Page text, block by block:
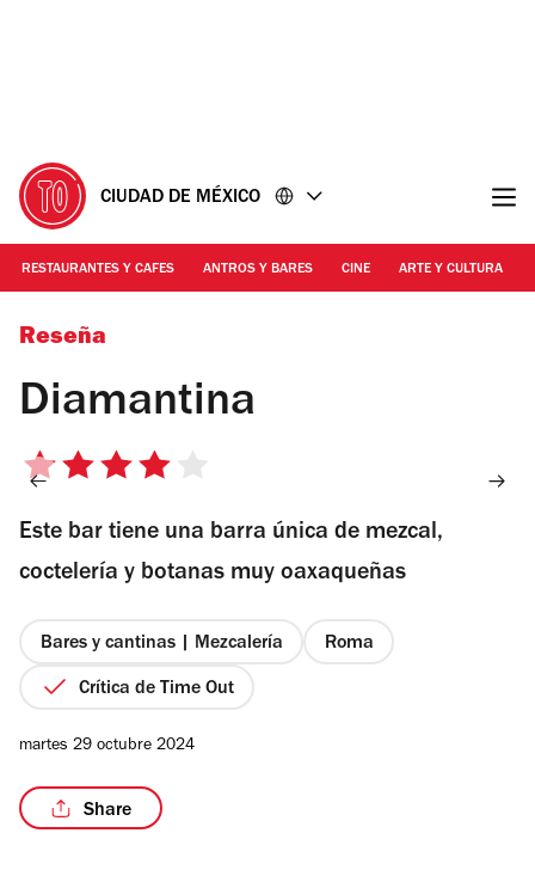
CIUDAD DE MÉXICO
RESTAURANTES Y CAFES ANTROS Y BARES CINE ARTE Y CULTURA
Foto: Alejandra Carbjal
Reseña
Diamantina
4
5
estrellas
Este bar tiene una barra única de mezcal,
coctelería y botanas muy oaxaqueñas
Bares y cantinas | Mezcalería Roma
Crítica de Time Out
martes 29 octubre 2024
Share